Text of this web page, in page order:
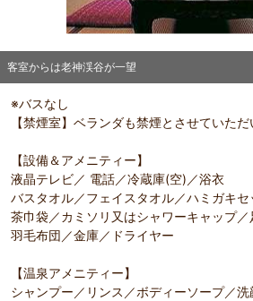
客室からは老神渓谷が一望
※バスなし
【禁煙室】ベランダも禁煙とさせていただ
【設備＆アメニティー】
液晶テレビ／ 電話／冷蔵庫(空)／浴衣
バスタオル／フェイスタオル／ハミガキセ
茶巾袋／カミソリ又はシャワーキャップ／
羽毛布団／金庫／ドライヤー
【温泉アメニティー】
シャンプー／リンス／ボディーソープ／洗
客室からは老神渓谷が一望